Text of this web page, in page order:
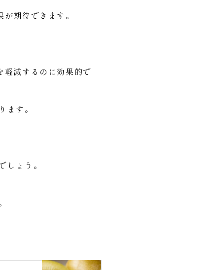
期待できます。
軽減するのに効果的で
す。
ょう。